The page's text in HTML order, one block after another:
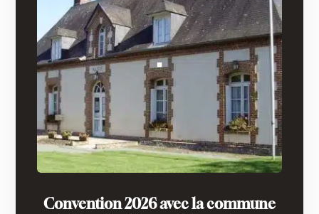
Convention 2026 avec la commune